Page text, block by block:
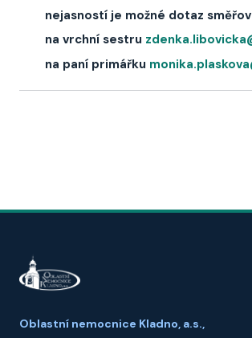
nejasností je možné dotaz
na vrchní sestru
na paní primářku
Oblastní nemocnice Kladno, a.s.,